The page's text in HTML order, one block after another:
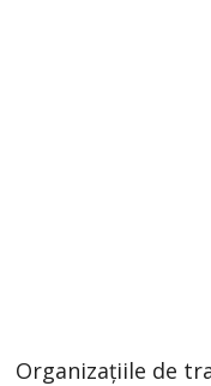
Organizațiile de